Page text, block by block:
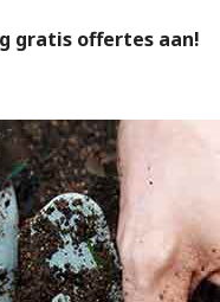
gratis offertes aan!